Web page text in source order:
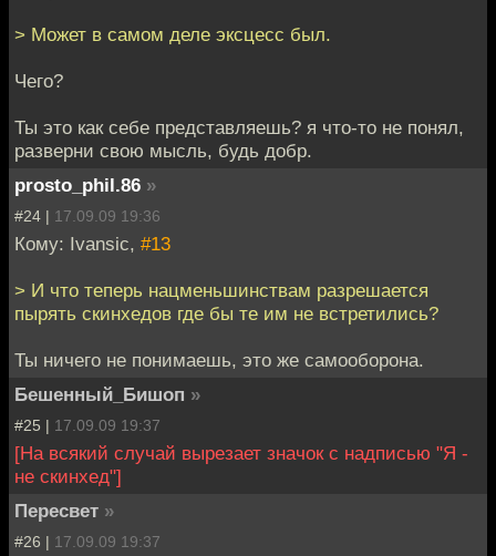
> Может в самом деле эксцесс был.
Чего?
Ты это как себе представляешь? я что-то не понял,
разверни свою мысль, будь добр.
prosto_phil.86 »
#24 | 17.09.09 19:36
Кому: Ivansic, #13
> И что теперь нацменьшинствам разрешается
пырять скинхедов где бы те им не встретились?
Ты ничего не понимаешь, это же самооборона.
Бешенный_Бишоп »
#25 | 17.09.09 19:37
[На всякий случай вырезает значок с надписью "Я -
не скинхед"]
Пересвет »
#26 | 17.09.09 19:37